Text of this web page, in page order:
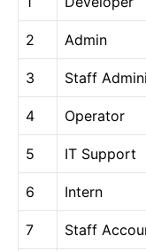
2 Admin
3 Staff
4 Operator
5 IT Support
6 Intern
7 Staff